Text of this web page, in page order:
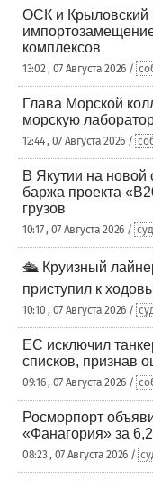
ОСК и Крыловский
комплексов
13:02 , 07 Августа 2026 /
Глава Морской
морскую
12:44 , 07 Августа 2026 /
В Якутии на
баржа проекта
грузов
10:17 , 07 Августа 2026 /
🛳️ Круизный
приступил к
10:10 , 07 Августа 2026 /
ЕС исключил
списков, признав
09:16 , 07 Августа 2026 /
Росморпорт
«Фанагория» за
08:23 , 07 Августа 2026 /